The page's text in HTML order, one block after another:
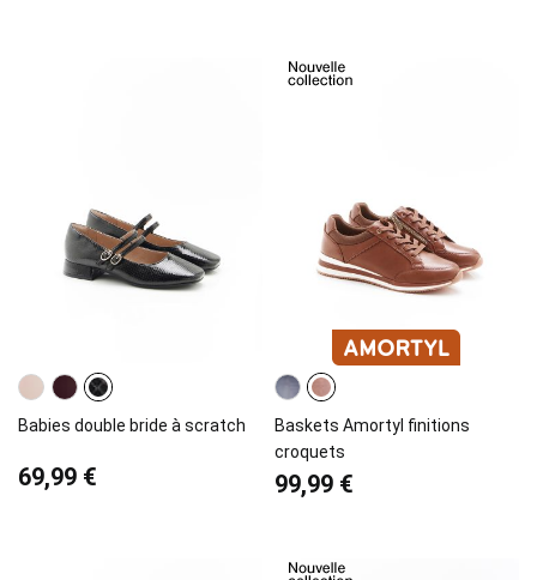
Babies double bride à scratch
69,99 €
Baskets Amortyl finitions
croquets
99,99 €